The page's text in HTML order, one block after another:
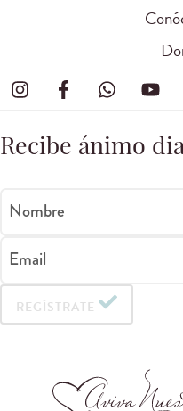
Recibe ánimo
Nombre
Email
REGÍSTRATE